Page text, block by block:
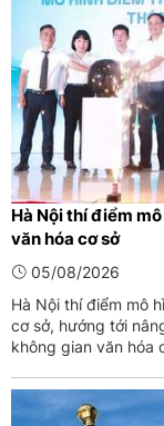
Hà Nội thí điểm
văn hóa cơ sở
05/08/2026
Hà Nội thí điểm mô
cơ sở, hướng tới
không gian văn hóa